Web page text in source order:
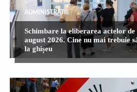
ADMINISTRATIE
Schimbare la eliberarea actelor
august 2026. Cine nu mai trebuie
la ghișeu